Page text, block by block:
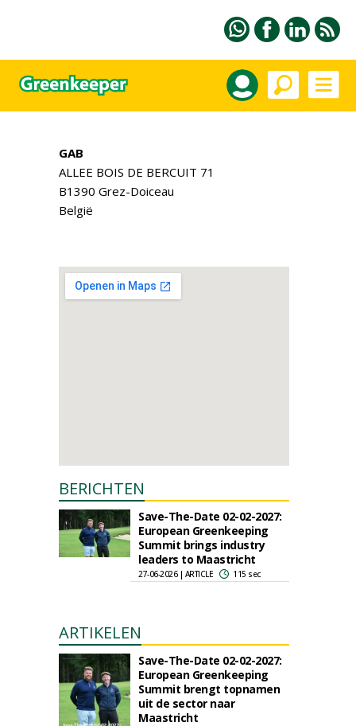
GAB
ALLEE BOIS DE BERCUIT 71
B1390 Grez-Doiceau
België
BERICHTEN
Save-The-Date 02-02-2027:
European Greenkeeping
Summit brings industry
leaders to Maastricht
27-06-2026 | ARTICLE 115 sec
ARTIKELEN
Save-The-Date 02-02-2027:
European Greenkeeping
Summit brengt topnamen
uit de sector naar
Maastricht